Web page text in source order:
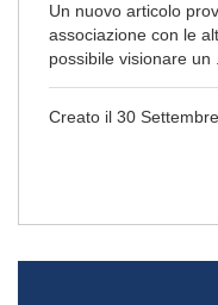
Un nuovo articolo
associazione con le
possibile visionare un
Creato il 30